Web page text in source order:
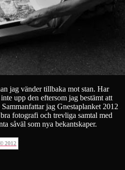
jag vänder tillbaka mot stan. Har
upp den eftersom jag bestämt att
jag Gnestaplanket 2012
fotografi och trevliga samtal med
såväl som nya bekantskaper.
2012